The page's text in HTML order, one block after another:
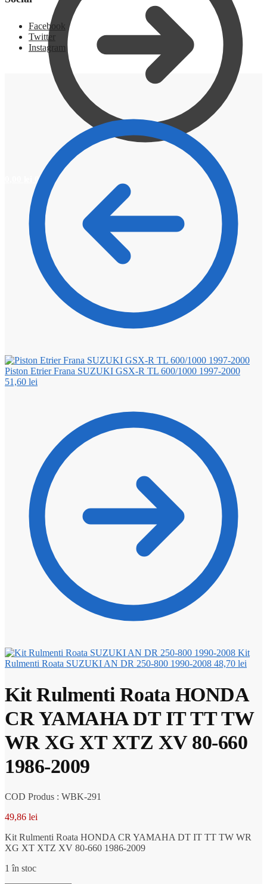
0
Facebook
Twitter
Instagram
Piston Etrier Frana SUZUKI GSX-R TL 600/1000 1997-2000
51,60 lei
Kit
Rulmenti Roata SUZUKI AN DR 250-800 1990-2008 48,70 lei
Kit Rulmenti Roata HONDA
CR YAMAHA DT IT TT TW
WR XG XT XTZ XV 80-660
1986-2009
COD Produs : WBK-291
49,86 lei
Kit Rulmenti Roata HONDA CR YAMAHA DT IT TT TW WR
XG XT XTZ XV 80-660 1986-2009
1 în stoc